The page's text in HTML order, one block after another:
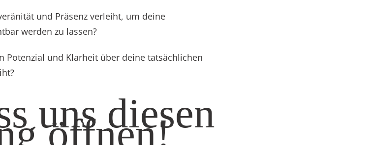
und Präsenz verleiht, um deine
werden zu lassen?
Potenzial und Klarheit über deine tatsächlichen
uns diesen
öffnen!